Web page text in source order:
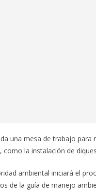
una mesa de trabajo
como la instalación de
ambiental iniciará el
de la guía de manejo